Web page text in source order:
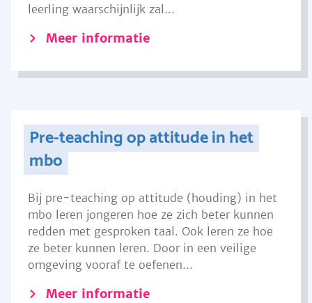
leerling waarschijnlijk zal...
Meer informatie
Pre-teaching op attitude in het
mbo
Bij pre-teaching op attitude (houding) in het
mbo leren jongeren hoe ze zich beter kunnen
redden met gesproken taal. Ook leren ze hoe
ze beter kunnen leren. Door in een veilige
omgeving vooraf te oefenen...
Meer informatie